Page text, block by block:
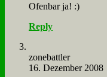
Ofen­bar ja! :)
Reply
zone­batt­ler
16. Dezember 2008